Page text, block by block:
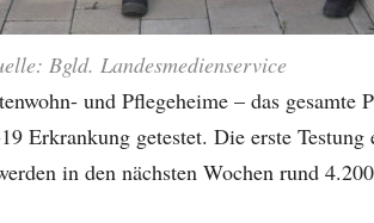
Bgld. Landesmedienservice
und Pflegeheime – das gesamte
Erkrankung getestet. Die erste
in den nächsten Wochen rund